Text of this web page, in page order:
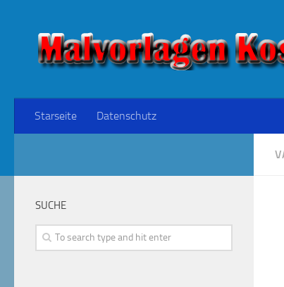
Starseite Datenschutz
SUCHE